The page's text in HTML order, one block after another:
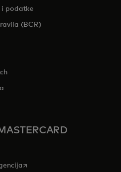
i podatke
(BCR)
new tab
tab
opens in a new tab